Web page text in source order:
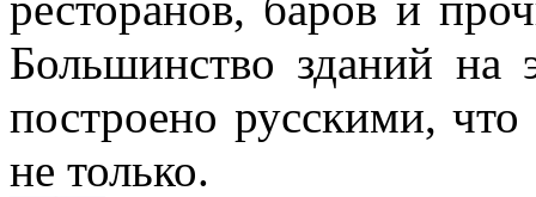
Большинство зданий на
построено русскими,
не только.